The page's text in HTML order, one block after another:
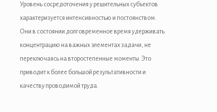
bonusu
Уровень сосредоточения у решительных субъектов
характеризуется интенсивностью и постоянством.
Они в состоянии долговременное время удерживать
концентрацию на важных элементах задачи, не
переключаясь на второстепенные моменты. Это
приводит к более большой результативности и
качеству проводимой труда.